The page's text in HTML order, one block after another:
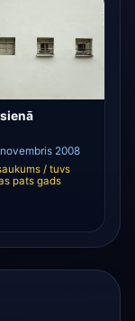
2008
/ tuvs
pats gads